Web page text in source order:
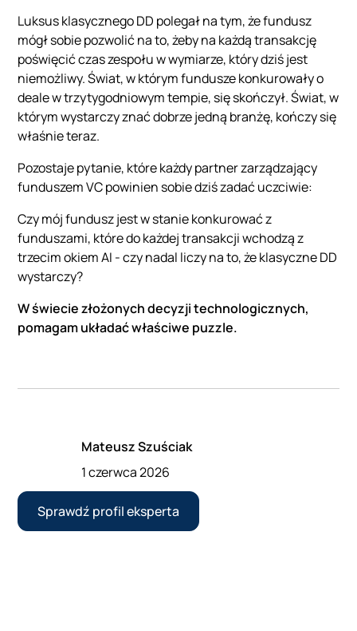
Luksus klasycznego DD polegał na tym, że fundusz
mógł sobie pozwolić na to, żeby na każdą transakcję
poświęcić czas zespołu w wymiarze, który dziś jest
niemożliwy. Świat, w którym fundusze konkurowały o
deale w trzytygodniowym tempie, się skończył. Świat, w
którym wystarczy znać dobrze jedną branżę, kończy się
właśnie teraz.
Pozostaje pytanie, które każdy partner zarządzający
funduszem VC powinien sobie dziś zadać uczciwie:
Czy mój fundusz jest w stanie konkurować z
funduszami, które do każdej transakcji wchodzą z
trzecim okiem AI - czy nadal liczy na to, że klasyczne DD
wystarczy?
W świecie złożonych decyzji technologicznych,
pomagam układać właściwe puzzle.
Mateusz Szuściak
1 czerwca 2026
Sprawdź profil eksperta